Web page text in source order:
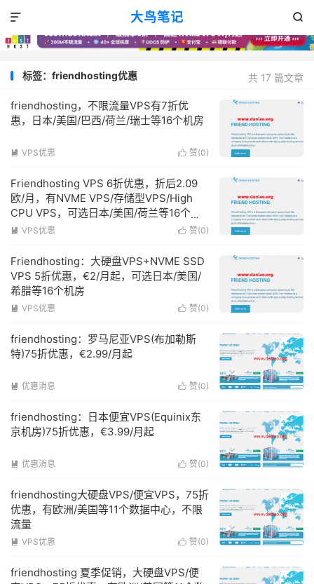
大鸟笔记 

共 17 篇文章
标签：friendhosting优惠
friendhosting，不限流量VPS有7折优
惠，日本/美国/巴西/荷兰/瑞士等16个机房
 赞(0)
 VPS优惠
Friendhosting VPS 6折优惠，折后2.09
欧/月，有NVME VPS/存储型VPS/High
CPU VPS，可选日本/美国/荷兰等16个机
房
 赞(0)
 VPS优惠
Friendhosting：大硬盘VPS+NVME SSD
VPS 5折优惠，€2/月起，可选日本/美国/
希腊等16个机房
 赞(0)
 VPS优惠
friendhosting：罗马尼亚VPS(布加勒斯
特)75折优惠，€2.99/月起
 赞(0)
 优惠消息
friendhosting：日本便宜VPS(Equinix东
京机房)75折优惠，€3.99/月起
 赞(0)
 优惠消息
friendhosting大硬盘VPS/便宜VPS，75折
优惠，有欧洲/美国等11个数据中心，不限
流量
 赞(0)
 VPS优惠
friendhosting 夏季促销，大硬盘VPS/便